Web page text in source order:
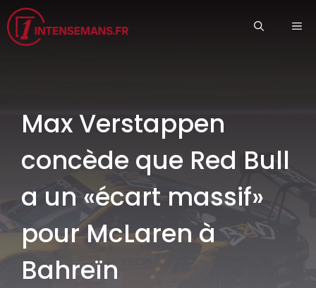
Aller
au
contenu
Max Verstappen
concède que Red Bull
a un «écart massif»
pour McLaren à
Bahreïn